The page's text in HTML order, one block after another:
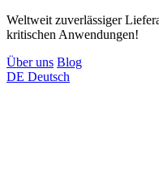
Weltweit zuverlässiger
kritischen Anwendungen!
Über uns Blog
DE Deutsch